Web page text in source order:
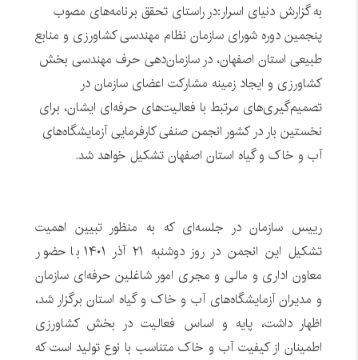
به گزارش دنیای اسرار:در راستای تحقق برنامه‌های مصوب
پنجمین دوره شورای سازمان نظام مهندسی کشاورزی و منابع
طبیعی استان اصفهان، در سازمان‌دهی حرف مهندسی بخش
کشاورزی و ایجاد زمینه مشارکت اعضای سازمان در
تصمیم‌گیری‌های مرتبط با فعالیت‌های حرفه‌ای ایشان، برای
نخستین بار در کشور انجمن صنفی کارفرمایی آزمایشگاه‌های
آب و خاک و گیاه استان اصفهان تشکیل خواهد شد.
رییس سازمان در جلسه‌ای که به منظور تبیین اهمیت
تشکیل این انجمن در روز دوشنبه ۲۱ آذر ۱۴۰۱ با حضور
معاون اداری و مالی و مجری امور شاغلین حرفه‌ای سازمان
و مدیران آزمایشگاه‌های آب و خاک و گیاه استان برگزار شد،
اظهار داشت، پایه و اساس فعالیت در بخش کشاورزی
اطمینان از کیفیت آب و خاک متناسب با نوع تولید است که